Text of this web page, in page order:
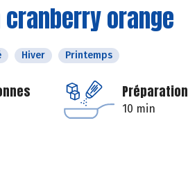
orange
Hiver Printemps
Préparation
10 min